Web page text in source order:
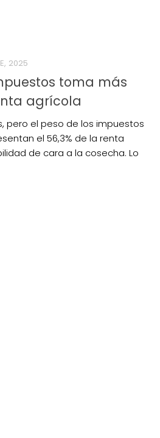
2025
toma más
agrícola
pero el peso de los impuestos
el 56,3% de la renta
de cara a la cosecha. Lo